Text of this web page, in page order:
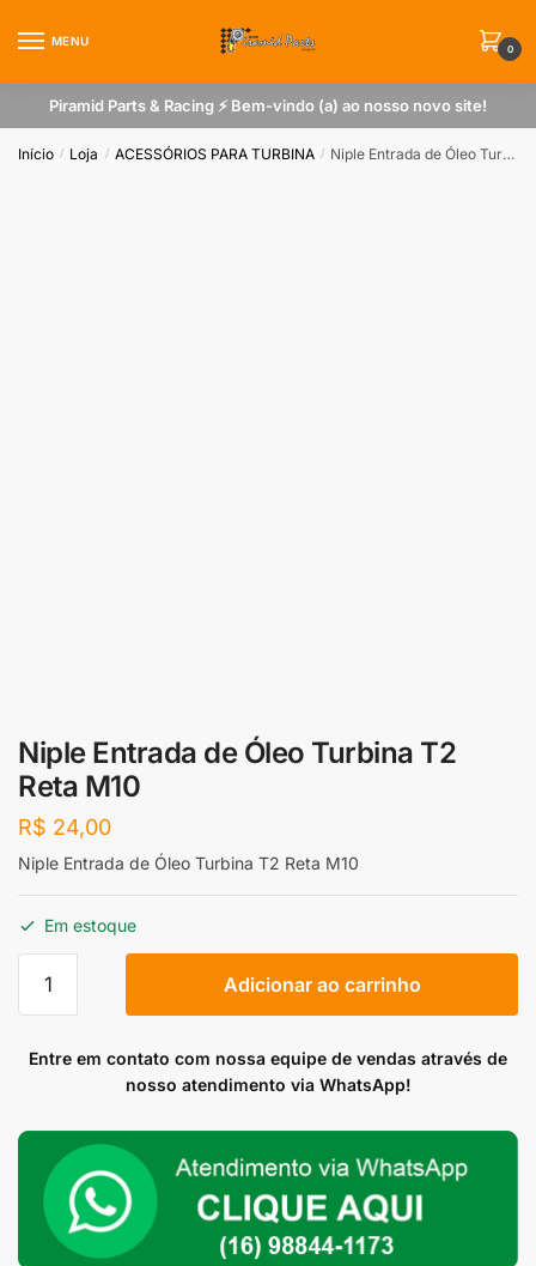
MENU
0
Piramid Parts & Racing ⚡ Bem-vindo (a) ao nosso novo site!
Início / Loja / ACESSÓRIOS PARA TURBINA / Niple Entrada de Óleo Turbina T2 Reta M10
Niple Entrada de Óleo Turbina T2
Reta M10
R$ 24,00
Niple Entrada de Óleo Turbina T2 Reta M10
Em estoque
Entrada
Óleo
Reta
quantidade
Adicionar ao carrinho
Entre em contato com nossa equipe de vendas através de
nosso atendimento via WhatsApp!